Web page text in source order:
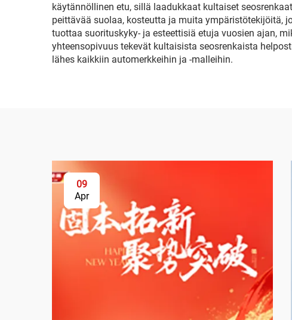
käytännöllinen etu, sillä laadukkaat kultaiset
peittävää suolaa, kosteutta ja muita ympäristötekijöitä,
tuottaa suorituskyky- ja esteettisiä etuja vuosien ajan,
yhteensopivuus tekevät kultaisista seosrenkaista
lähes kaikkiin automerkkeihin ja -malleihin.
09
Apr